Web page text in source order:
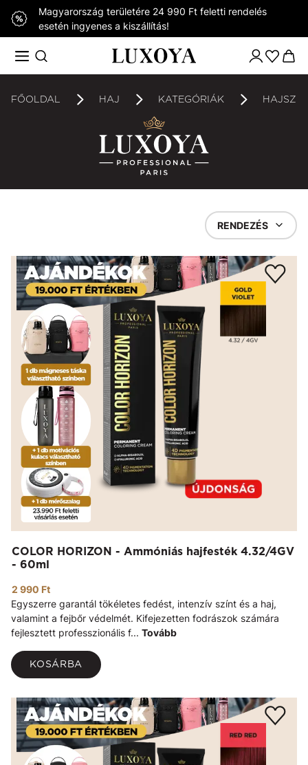
Magyarország területére 24 990 Ft feletti rendelés
esetén ingyenes a kiszállítás!
FŐOLDAL HAJ KATEGÓRIÁK
RENDEZÉS
COLOR HORIZON - Ammóniás hajfesték 4.32/4GV
- 60ml
2 990 Ft
Egyszerre garantál tökéletes fedést, intenzív színt és a haj,
valamint a fejbőr védelmét. Kifejezetten fodrászok számára
fejlesztett professzionális f... Tovább
KOSÁRBA